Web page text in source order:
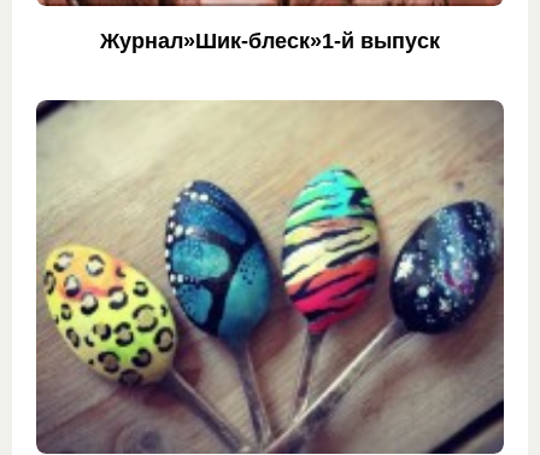
Журнал»Шик-блеск»1-й выпуск